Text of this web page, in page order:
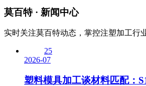
莫百特· 新闻中心
实时关注莫百特动态，掌控注塑加工行
25
2026-07
塑料模具加工谈材料匹配：